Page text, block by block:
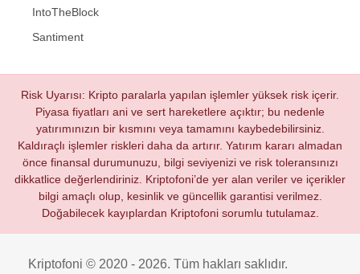
IntoTheBlock
Santiment
Risk Uyarısı: Kripto paralarla yapılan işlemler yüksek risk içerir.
Piyasa fiyatları ani ve sert hareketlere açıktır; bu nedenle
yatırımınızın bir kısmını veya tamamını kaybedebilirsiniz.
Kaldıraçlı işlemler riskleri daha da artırır. Yatırım kararı almadan
önce finansal durumunuzu, bilgi seviyenizi ve risk toleransınızı
dikkatlice değerlendiriniz. Kriptofoni’de yer alan veriler ve içerikler
bilgi amaçlı olup, kesinlik ve güncellik garantisi verilmez.
Doğabilecek kayıplardan Kriptofoni sorumlu tutulamaz.
Kriptofoni © 2020 - 2026. Tüm hakları saklıdır.